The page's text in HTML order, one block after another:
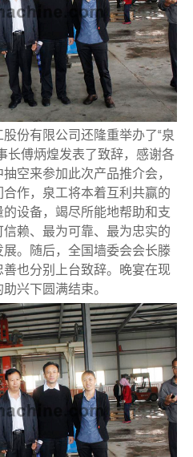
份有限公司还隆重举办了“泉
长傅炳煌发表了致辞，感谢各
空来参加此次产品推介会，
作，泉工将本着互利共赢的
设备，竭尽所能地帮助和支
赖、最为可靠、最为忠实的
。随后，全国墙委会会长滕
也分别上台致辞。晚宴在现
兴下圆满结束。